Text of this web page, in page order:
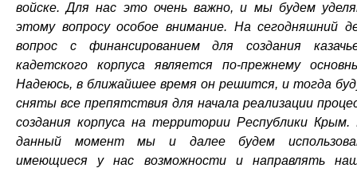
войске. Для нас это очень важно, и мы будем
этому вопросу особое внимание. На сегодняшний
вопрос с финансированием для создания
кадетского корпуса является по-прежнему
Надеюсь, в ближайшее время он решится, и тогда
сняты все препятствия для начала реализации
создания корпуса на территории Республики Крым.
данный момент мы и далее будем
имеющиеся у нас возможности и направлять